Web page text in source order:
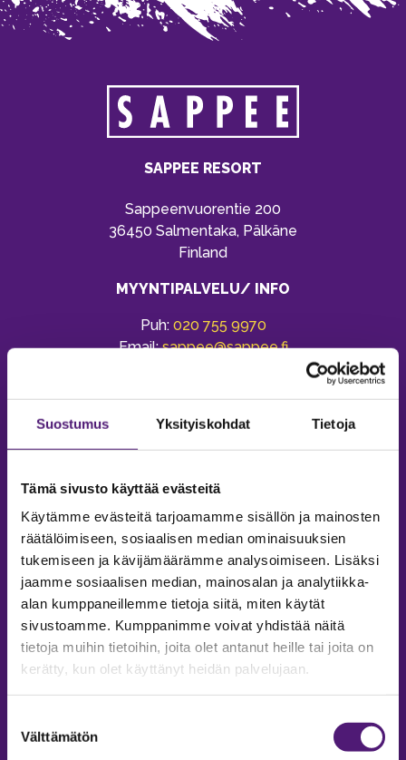
Suostumus Yksityiskohdat Tietoja
Tämä sivusto käyttää evästeitä
Käytämme evästeitä tarjoamamme sisällön ja mainosten
räätälöimiseen, sosiaalisen median ominaisuuksien
tukemiseen ja kävijämäärämme analysoimiseen. Lisäksi
jaamme sosiaalisen median, mainosalan ja analytiikka-
alan kumppaneillemme tietoja siitä, miten käytät
sivustoamme. Kumppanimme voivat yhdistää näitä
tietoja muihin tietoihin, joita olet antanut heille tai joita on
kerätty, kun olet käyttänyt heidän palvelujaan.
valinta
Välttämätön
SAPPEE RESORT
Sappeenvuorentie 200
36450 Salmentaka, Pälkäne
Finland
MYYNTIPALVELU/ INFO
Puh: 020 755 9970
Email:sappee@sappee.fi
MAJOITUS
Tiedustelut & Varaukset